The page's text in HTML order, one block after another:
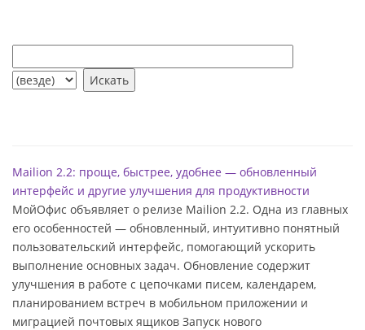
Mailion 2.2: проще, быстрее, удобнее — обновленный
интерфейс и другие улучшения для продуктивности
МойОфис объявляет о релизе Mailion 2.2. Одна из главных
его особенностей — обновленный, интуитивно понятный
пользовательский интерфейс, помогающий ускорить
выполнение основных задач. Обновление содержит
улучшения в работе с цепочками писем, календарем,
планированием встреч в мобильном приложении и
миграцией почтовых ящиков Запуск нового